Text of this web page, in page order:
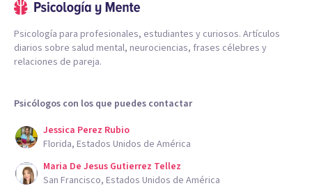
Psicología para profesionales, estudiantes y curiosos. Artículos
diarios sobre salud mental, neurociencias, frases célebres y
relaciones de pareja.
Psicólogos con los que puedes contactar
Jessica Perez Rubio
Florida, Estados Unidos de América
Maria De Jesus Gutierrez Tellez
San Francisco, Estados Unidos de América